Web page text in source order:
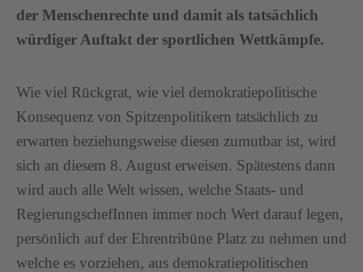
der Menschenrechte und damit als tatsächlich
würdiger Auftakt der sportlichen Wettkämpfe.
Wie viel Rückgrat, wie viel demokratiepolitische
Konsequenz von Spitzenpolitikern tatsächlich zu
erwarten beziehungsweise diesen zumutbar ist, wird
sich an diesem 8. August erweisen. Spätestens dann
wird auch alle Welt wissen, welche Staats- und
RegierungschefInnen immer noch Wert darauf legen,
persönlich auf der Ehrentribüne Platz zu nehmen und
welche es vorziehen, aus demokratiepolitischen